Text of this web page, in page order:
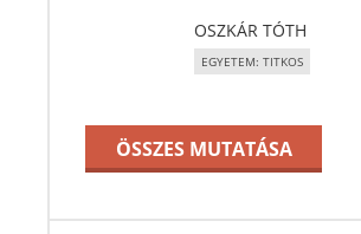
OSZKÁR TÓTH
EGYETEM: TITKOS
ÖSSZES MUTATÁSA